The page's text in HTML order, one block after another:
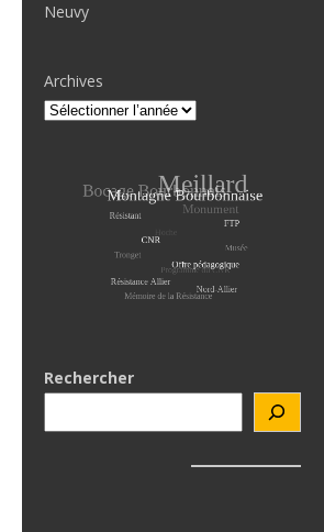
Neuvy
Archives
Rechercher